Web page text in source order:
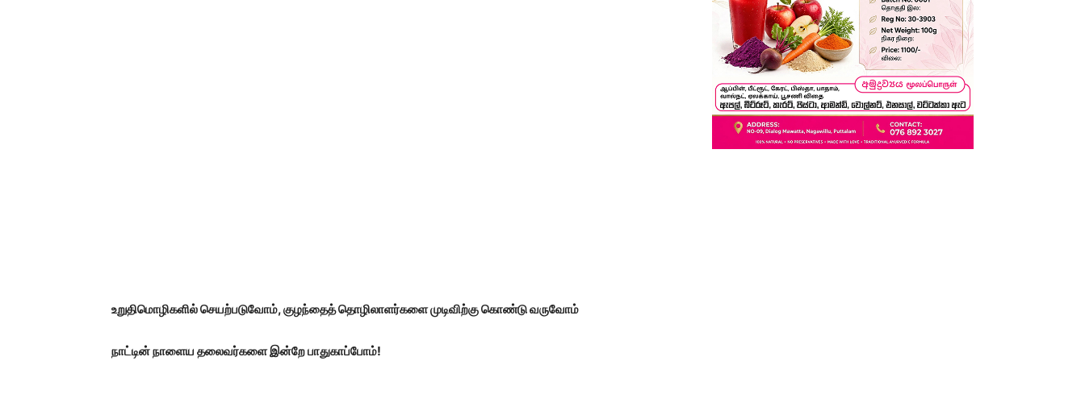
உறுதிமொழிகளில் செயற்படுவோம், குழந்தைத் தொழிலாளர்களை முடிவிற்கு கொண்டு வருவோம்
நாட்டின் நாளைய தலைவர்களை இன்றே பாதுகாப்போம்!